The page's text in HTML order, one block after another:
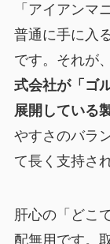
「アイアンマ
普通に手に入
です。それが
式会社が「ゴ
展開している
やすさのバラ
て長く支持さ
肝心の「どこ
配無用です。